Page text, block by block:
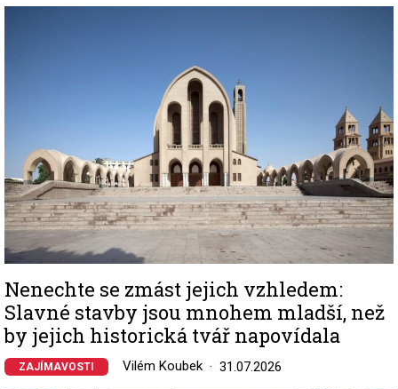
Nenechte se zmást jejich vzhledem:
Slavné stavby jsou mnohem mladší, než
by jejich historická tvář napovídala
ZAJÍMAVOSTI Vilém Koubek 31.07.2026